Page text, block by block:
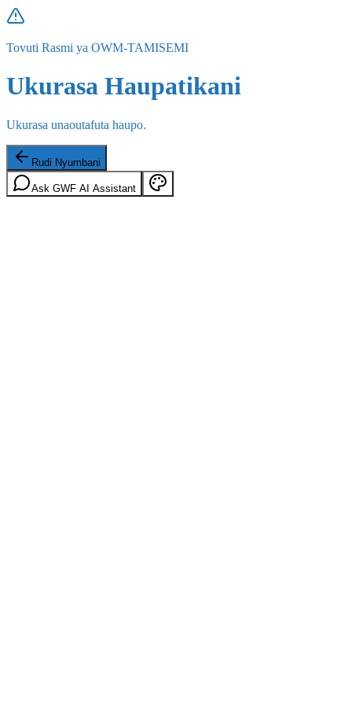
Tovuti Rasmi ya OWM-TAMISEMI
Ukurasa Haupatikani
Ukurasa unaoutafuta haupo.
Rudi Nyumbani
Ask GWF AI Assistant